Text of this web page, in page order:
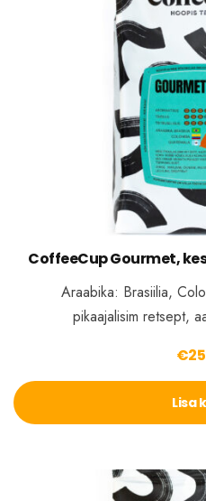
CoffeeCup Gourmet,
Araabika: Brasiilia,
pikaajalisim retsept,
€
Lisa